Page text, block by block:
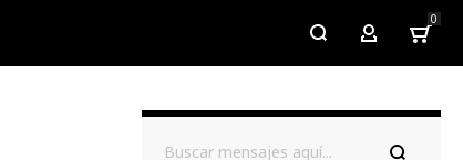
My Account
0
Buscar